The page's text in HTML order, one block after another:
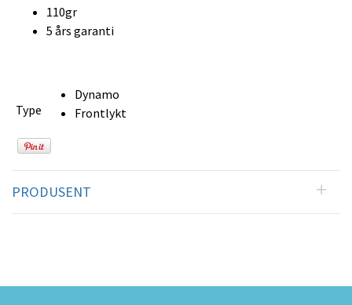
110gr
5 års garanti
Type
Dynamo
Frontlykt
PRODUSENT